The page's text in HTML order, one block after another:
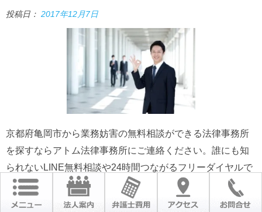
投稿日： 2017年12月7日
京都府亀岡市から業務妨害の無料相談ができる法律事務所
を探すならアトム法律事務所にご連絡ください。誰にも知
られないLINE無料相談や24時間つながるフリーダイヤルで
業務妨害と勾留の相談を受付ています。